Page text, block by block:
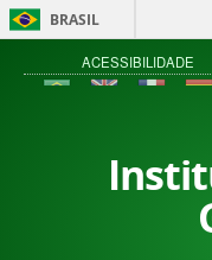
BRASIL
ACESSIBILIDADE